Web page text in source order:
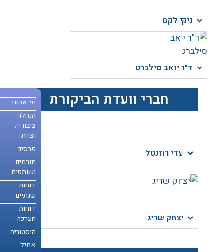
מי אנחנו
הנהלה
ציבורית
וצוות
פרסים
תורמים
ושותפים
דוחות
שנתיים
דוחות
הערכה
היסטוריה
אמיל
מי אנחנו
הנהלה
ציבורית
וצוות
פרסים
תורמים
ושותפים
דוחות
שנתיים
דוחות
הערכה
היסטוריה
אמיל
ניקי לקס
ד"ר יואב סילברט
חברי וועדת הביקורת
עדי רוזנטל
יצחק שריג